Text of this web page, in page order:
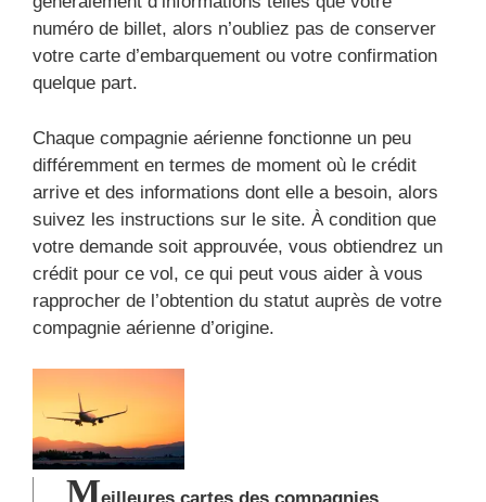
numéro de billet, alors n’oubliez pas de conserver
votre carte d’embarquement ou votre confirmation
quelque part.
Chaque compagnie aérienne fonctionne un peu
différemment en termes de moment où le crédit
arrive et des informations dont elle a besoin, alors
suivez les instructions sur le site. À condition que
votre demande soit approuvée, vous obtiendrez un
crédit pour ce vol, ce qui peut vous aider à vous
rapprocher de l’obtention du statut auprès de votre
compagnie aérienne d’origine.
M